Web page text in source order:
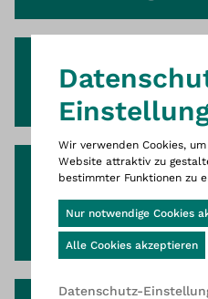
-
Rotguss
Dies ist die
Wir verwenden Cookies,
Website attraktiv zu
bestimmter Funktionen zu
Nur notwendige Cookies
Alle Cookies akzeptieren
Datenschutz-